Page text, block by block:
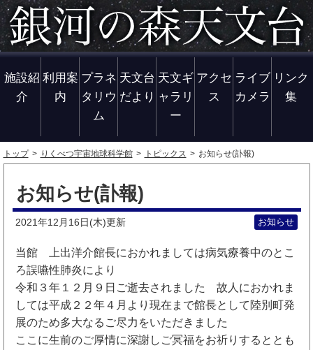
施設紹
介
利用案
内
プラネ
タリウ
ム
天文台
だより
天文ギ
ャラリ
ー
アクセ
ス
ライブ
カメラ
リンク
集
トップ りくべつ宇宙地球科学館 トピックス お知らせ(訃報)
お知らせ(訃報)
2021年12月16日(木)更新 お知らせ
当館 上出洋介館長におかれましては病気療養中のとこ
ろ誤嚥性肺炎により
令和３年１２月９日ご逝去されました 故人におかれま
しては平成２２年４月より現在まで館長として陸別町発
展のため多大なるご尽力をいただきました
ここに生前のご厚情に深謝しご冥福をお祈りするととも